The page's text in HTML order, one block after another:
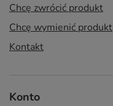
Chcę zwrócić produkt
Chcę wymienić produkt
Kontakt
Konto